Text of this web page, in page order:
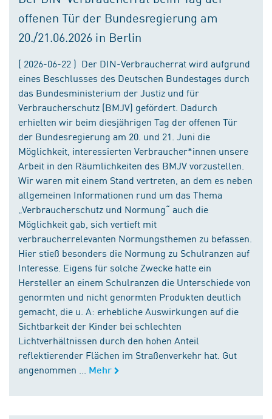
offenen Tür der Bundesregierung am
20./21.06.2026 in Berlin
( 2026-06-22 ) Der DIN-Verbraucherrat wird aufgrund
eines Beschlusses des Deutschen Bundestages durch
das Bundesministerium der Justiz und für
Verbraucherschutz (BMJV) gefördert. Dadurch
erhielten wir beim diesjährigen Tag der offenen Tür
der Bundesregierung am 20. und 21. Juni die
Möglichkeit, interessierten Verbraucher*innen unsere
Arbeit in den Räumlichkeiten des BMJV vorzustellen.
Wir waren mit einem Stand vertreten, an dem es neben
allgemeinen Informationen rund um das Thema
„Verbraucherschutz und Normung“ auch die
Möglichkeit gab, sich vertieft mit
verbraucherrelevanten Normungsthemen zu befassen.
Hier stieß besonders die Normung zu Schulranzen auf
Interesse. Eigens für solche Zwecke hatte ein
Hersteller an einem Schulranzen die Unterschiede von
genormten und nicht genormten Produkten deutlich
gemacht, die u. A: erhebliche Auswirkungen auf die
Sichtbarkeit der Kinder bei schlechten
Lichtverhältnissen durch den hohen Anteil
reflektierender Flächen im Straßenverkehr hat. Gut
angenommen ...
Mehr